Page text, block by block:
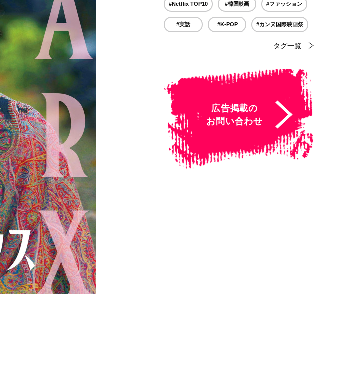
#Netflix TOP10 #韓国映画 #ファッション
#実話 #K-POP #カンヌ国際映画祭
タグ一覧
広告掲載の
お問い合わせ